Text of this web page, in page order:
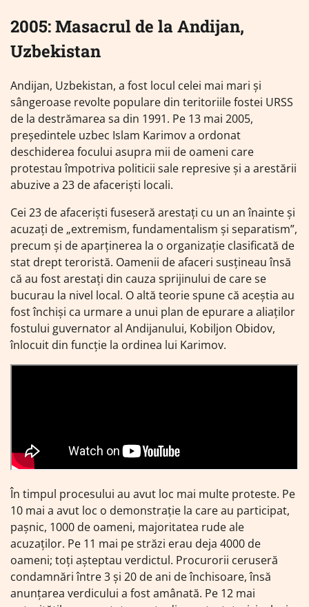
2005: Masacrul de la Andijan,
Uzbekistan
Andijan, Uzbekistan, a fost locul celei mai mari și
sângeroase revolte populare din teritoriile fostei URSS
de la destrămarea sa din 1991. Pe 13 mai 2005,
președintele uzbec Islam Karimov a ordonat
deschiderea focului asupra mii de oameni care
protestau împotriva politicii sale represive și a arestării
abuzive a 23 de afaceriști locali.
Cei 23 de afaceriști fuseseră arestați cu un an înainte și
acuzați de „extremism, fundamentalism și separatism”,
precum și de aparținerea la o organizație clasificată de
stat drept teroristă. Oamenii de afaceri susțineau însă
că au fost arestați din cauza sprijinului de care se
bucurau la nivel local. O altă teorie spune că aceștia au
fost închiși ca urmare a unui plan de epurare a aliaților
fostului guvernator al Andijanului, Kobiljon Obidov,
înlocuit din funcție la ordinea lui Karimov.
În timpul procesului au avut loc mai multe proteste. Pe
10 mai a avut loc o demonstrație la care au participat,
pașnic, 1000 de oameni, majoritatea rude ale
acuzaților. Pe 11 mai pe străzi erau deja 4000 de
oameni; toți așteptau verdictul. Procurorii ceruseră
condamnări între 3 și 20 de ani de închisoare, însă
anunțarea verdicului a fost amânată. Pe 12 mai